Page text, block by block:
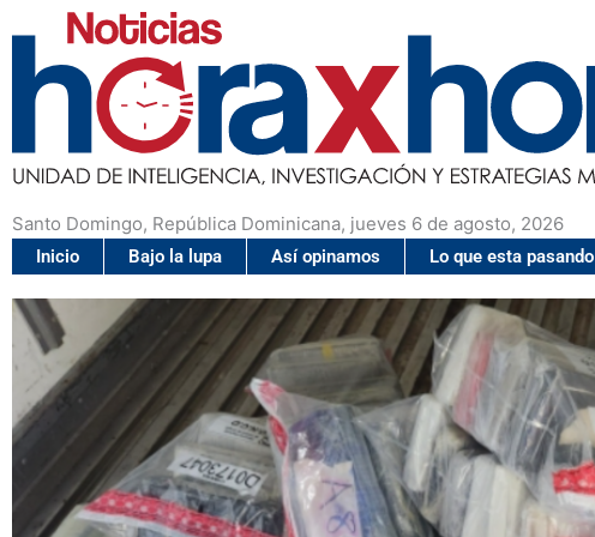
Santo Domingo, República Dominicana, jueves 6 de agosto, 2026
Inicio Bajo la lupa Así opinamos Lo que esta pasando